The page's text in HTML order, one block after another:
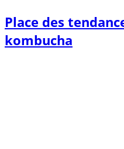
Place des
kombucha